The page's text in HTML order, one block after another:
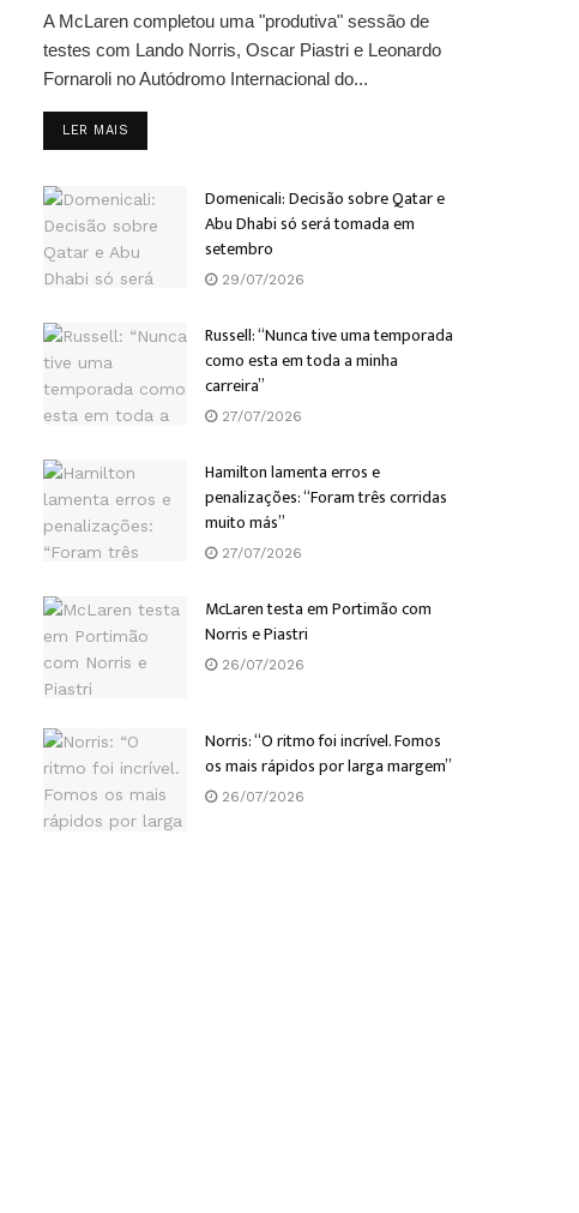
A McLaren completou uma "produtiva" sessão de
testes com Lando Norris, Oscar Piastri e Leonardo
Fornaroli no Autódromo Internacional do...
LER MAIS
Domenicali: Decisão sobre Qatar e
Abu Dhabi só será tomada em
setembro
29/07/2026
Russell: “Nunca tive uma temporada
como esta em toda a minha
carreira”
27/07/2026
Hamilton lamenta erros e
penalizações: “Foram três corridas
muito más”
27/07/2026
McLaren testa em Portimão com
Norris e Piastri
26/07/2026
Norris: “O ritmo foi incrível. Fomos
os mais rápidos por larga margem”
26/07/2026